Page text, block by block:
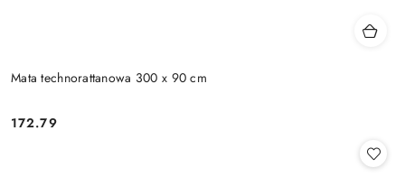
Mata technorattanowa 300 x 90 cm
Cena:
172.79